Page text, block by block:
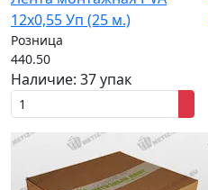
12х0,55 Уп (25 м.)
Розница
440.50
Наличие: 37 упак